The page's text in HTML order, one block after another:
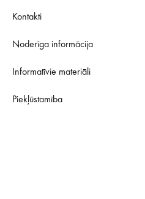
Kontakti
Noderīga informācija
Informatīvie materiāli
Piekļūstamība